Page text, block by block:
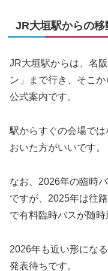
JR大垣駅からの移
JR大垣駅からは、名
ン」まで行き、そこ
公式案内です。
駅からすぐの会場で
おいた方がいいです。
なお、2026年の臨時
ですが、2025年は往
で有料臨時バスが随時
2026年も近い形にな
発表待ちです。